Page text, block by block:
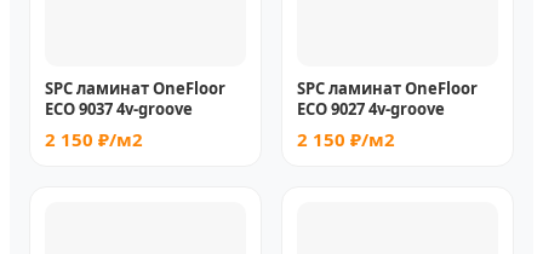
SPC ламинат OneFloor
ЕСО 9037 4v-groove
2 150 ₽/м2
SPC ламинат OneFloor
ЕСО 9027 4v-groove
2 150 ₽/м2